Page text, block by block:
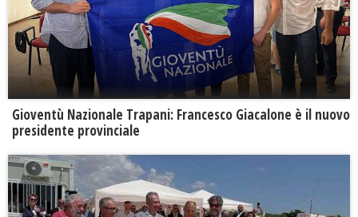
Gioventù Nazionale Trapani: Francesco Giacalone è il nuovo
presidente provinciale